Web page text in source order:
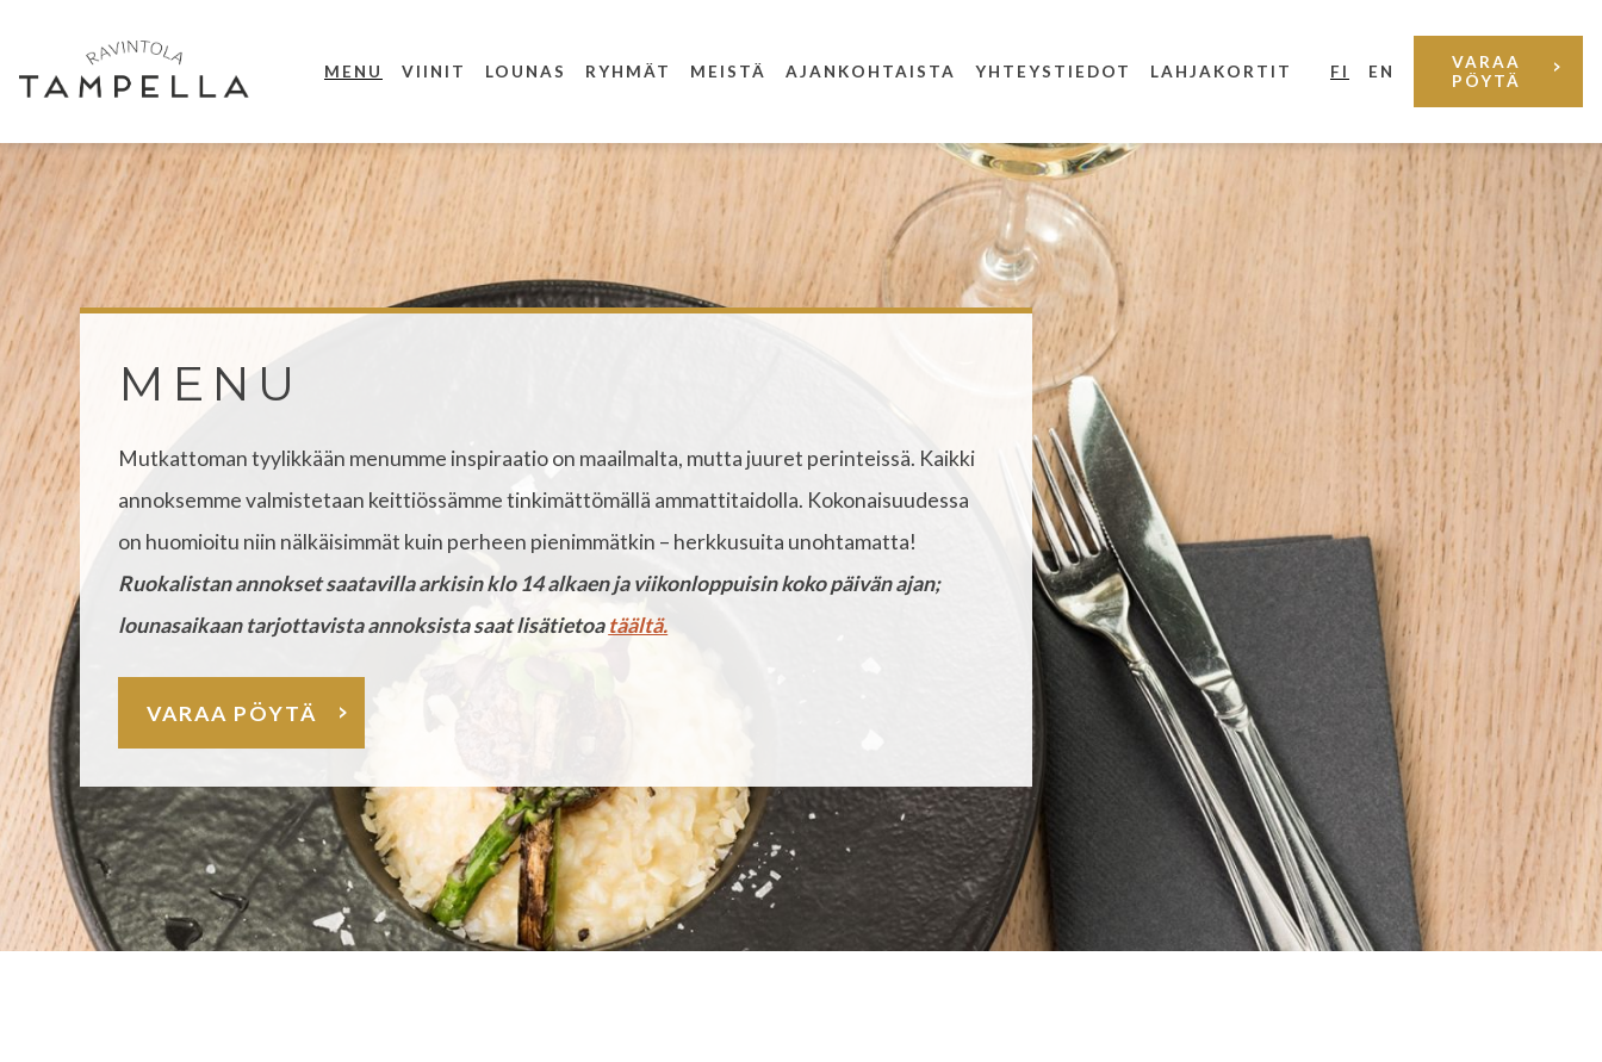
MENU VIINIT LOUNAS RYHMÄT MEISTÄ AJANKOHTAISTA YHTEYSTIEDOT LAHJAKORTIT
VARAA
PÖYTÄ
MENU
MENU
Mutkattoman tyylikkään menumme inspiraatio on maailmalta, mutta juuret perinteissä. Kaikki
annoksemme valmistetaan keittiössämme tinkimättömällä ammattitaidolla. Kokonaisuudessa
on huomioitu niin nälkäisimmät kuin perheen pienimmätkin – herkkusuita unohtamatta!
Ruokalistan annokset saatavilla arkisin klo 14 alkaen ja viikonloppuisin koko päivän ajan;
lounasaikaan tarjottavista annoksista saat lisätietoatäältä.
VARAA PÖYTÄ